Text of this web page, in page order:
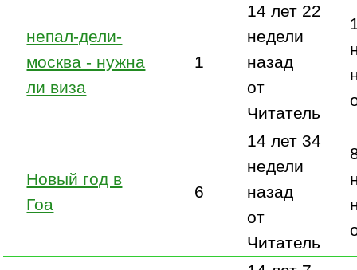
непал-дели-
москва - нужна
ли виза
1
14 лет 22
недели
назад
от
Читатель
Новый год в
Гоа
6
14 лет 34
недели
назад
от
Читатель